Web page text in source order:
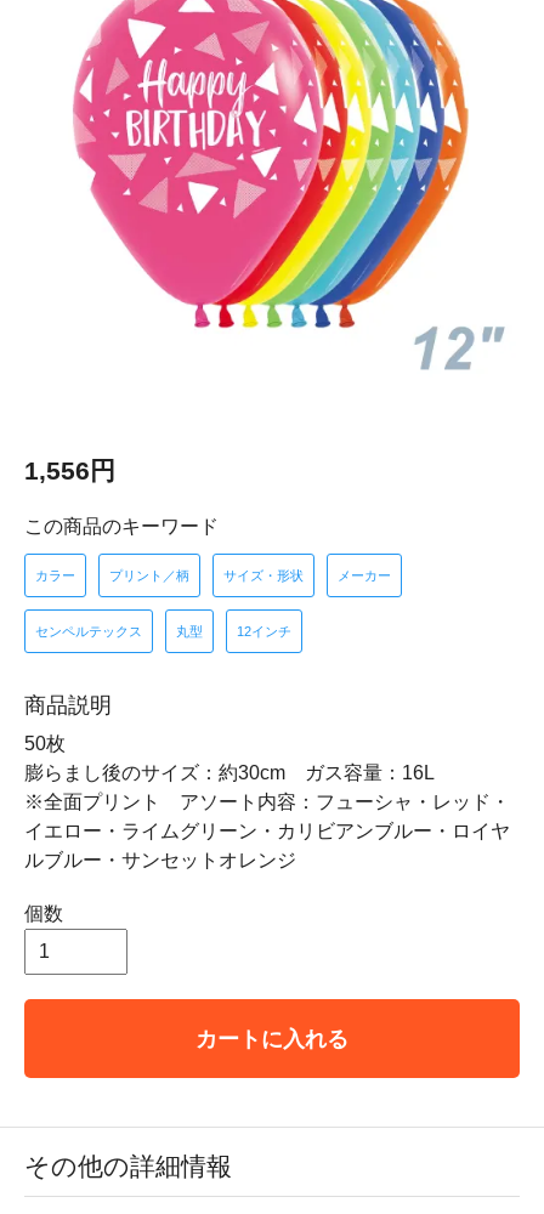
1,556円
この商品のキーワード
カラー プリント／柄 サイズ・形状 メーカー
センペルテックス 丸型 12インチ
商品説明
50枚
膨らまし後のサイズ：約30cm ガス容量：16L
※全面プリント アソート内容：フューシャ・レッド・
イエロー・ライムグリーン・カリビアンブルー・ロイヤ
ルブルー・サンセットオレンジ
個数
カートに入れる
その他の詳細情報